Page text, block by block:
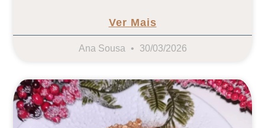
Ver Mais
Ana Sousa 30/03/2026